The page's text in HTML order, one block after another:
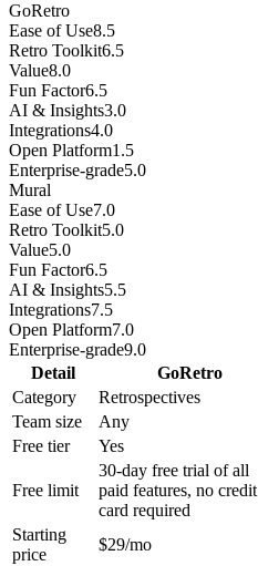
GoRetro
Ease of Use8.5
Retro Toolkit6.5
Value8.0
Fun Factor6.5
AI & Insights3.0
Integrations4.0
Open Platform1.5
Enterprise-grade5.0
Mural
Ease of Use7.0
Retro Toolkit5.0
Value5.0
Fun Factor6.5
AI & Insights5.5
Integrations7.5
Open Platform7.0
Enterprise-grade9.0
Detail
GoRetro
Category
Retrospectives
Team size
Any
Free tier
Yes
Free limit
30-day free trial of all
paid features, no credit
card required
Starting
price
$29/mo